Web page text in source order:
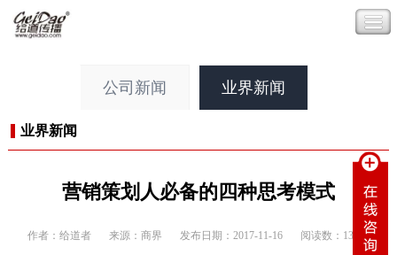
公司新闻 业界新闻
业界新闻
营销策划人必备的四种思考模式
作者：给道者 来源：商界 发布日期：2017-11-16 阅读数：13198